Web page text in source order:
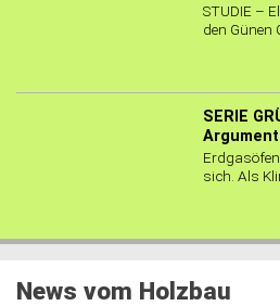
STUDIE –
den Günen
SERIE
sich. Als
News vom Holzbau